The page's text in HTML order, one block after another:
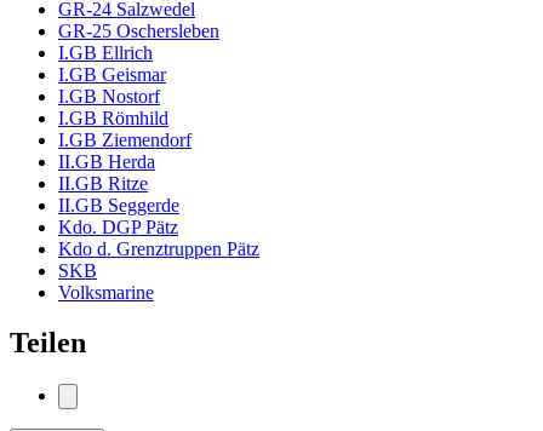
GR-24 Salzwedel
GR-25 Oschersleben
I.GB Ellrich
I.GB Geismar
I.GB Nostorf
I.GB Römhild
I.GB Ziemendorf
II.GB Herda
II.GB Ritze
II.GB Seggerde
Kdo. DGP Pätz
Kdo d. Grenztruppen Pätz
SKB
Volksmarine
Teilen